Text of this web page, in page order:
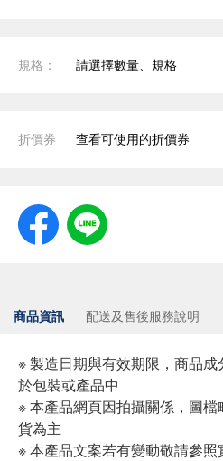
規格： 請選擇數量、規格
折價券 查看可使用的折價券
商品資訊 配送及售後服務說明
※ 製造日期與有效期限，商品
於包裝或產品中
※ 本產品網頁因拍攝關係，圖
貨為主
※ 本產品文案若有變動敬請參